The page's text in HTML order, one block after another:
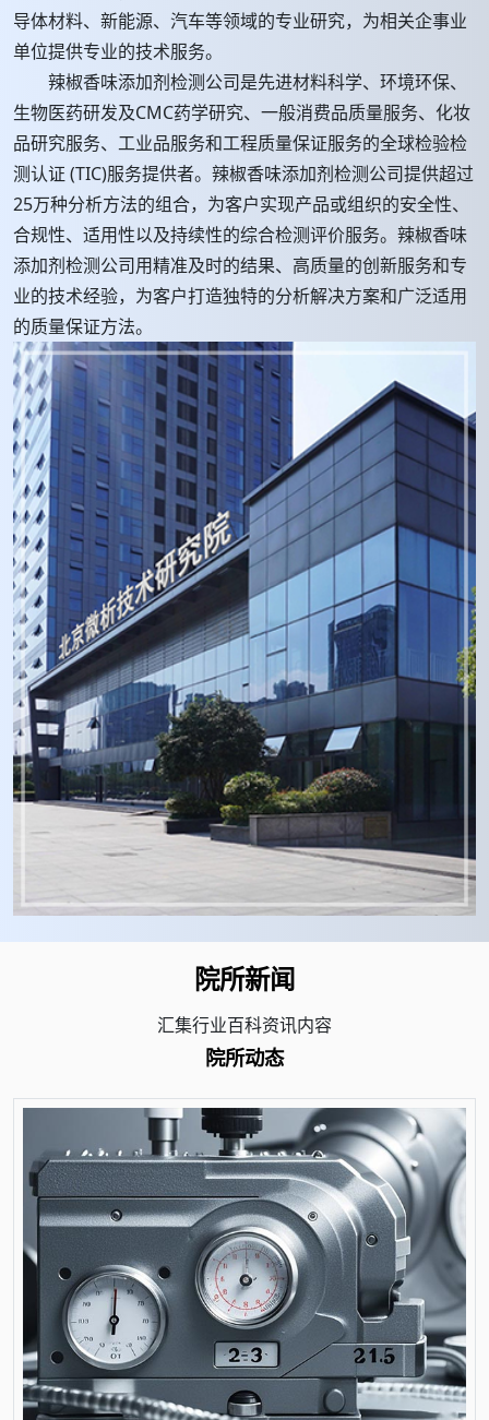
导体材料、新能源、汽车等领域的专业研究，为相关企事业
单位提供专业的技术服务。
辣椒香味添加剂检测公司是先进材料科学、环境环保、
生物医药研发及CMC药学研究、一般消费品质量服务、化妆
品研究服务、工业品服务和工程质量保证服务的全球检验检
测认证 (TIC)服务提供者。辣椒香味添加剂检测公司提供超过
25万种分析方法的组合，为客户实现产品或组织的安全性、
合规性、适用性以及持续性的综合检测评价服务。辣椒香味
添加剂检测公司用精准及时的结果、高质量的创新服务和专
业的技术经验，为客户打造独特的分析解决方案和广泛适用
的质量保证方法。
院所新闻
汇集行业百科资讯内容
院所动态